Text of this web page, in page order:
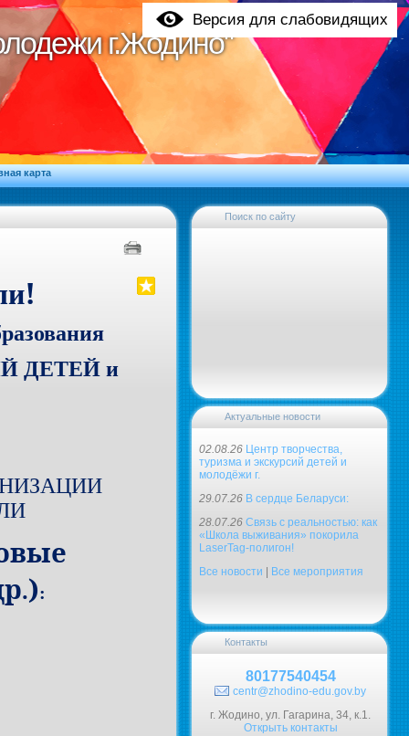
Версия для слабовидящих
г.Жодино"
г.Жодино"
карта
!
ДЕТЕЙ и
):
Поиск по сайту
Актуальные новости
02.08.26 Центр творчества,
туризма и экскурсий детей и
молодёжи г.
29.07.26 В сердце Беларуси:
28.07.26 Связь с реальностью: как
«Школа выживания» покорила
LaserTag-полигон!
Все новости
Все мероприятия
Контакты
80177540454
centr@zhodino-edu.gov.by
г. Жодино, ул. Гагарина, 34, к.1.
Открыть контакты